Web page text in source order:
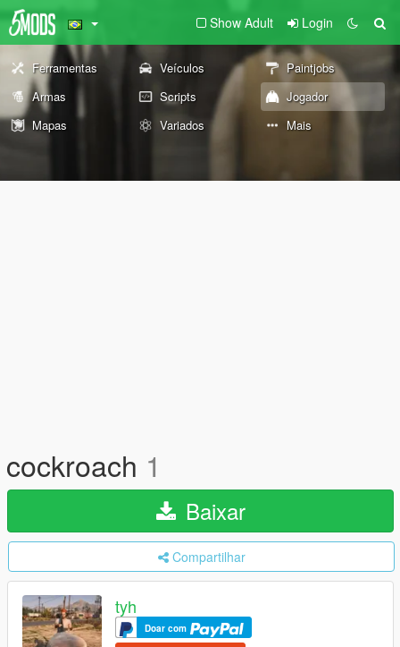
Show Adult Login
Ferramentas Veículos
Paintjobs
Armas
Scripts
Jogador
Mapas
Variados Mais
cockroach 1
Baixar
Compartilhar
tyh
Doar com